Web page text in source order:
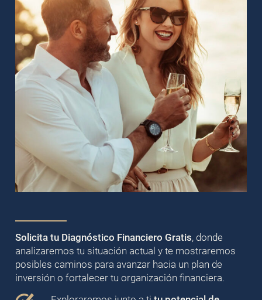
Solicita tu Diagnóstico Financiero Gratis, donde
analizaremos tu situación actual y te mostraremos
posibles caminos para avanzar hacia un plan de
inversión o fortalecer tu organización financiera.